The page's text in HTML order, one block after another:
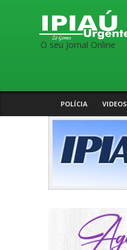
O seu Jornal Online
POLÍCIA VIDEOS